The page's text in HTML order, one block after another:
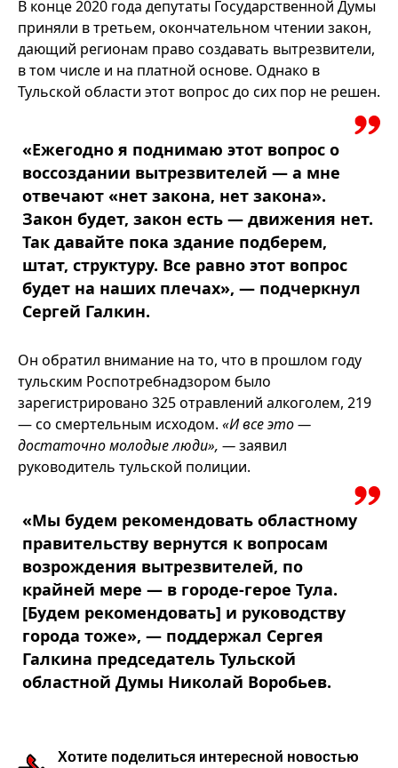
В конце 2020 года депутаты Государственной Думы
приняли в третьем, окончательном чтении закон,
дающий регионам право создавать вытрезвители,
в том числе и на платной основе. Однако в
Тульской области этот вопрос до сих пор не решен.
«Ежегодно я поднимаю этот вопрос о
воссоздании вытрезвителей — а мне
отвечают «нет закона, нет закона».
Закон будет, закон есть — движения нет.
Так давайте пока здание подберем,
штат, структуру. Все равно этот вопрос
будет на наших плечах», — подчеркнул
Сергей Галкин.
Он обратил внимание на то, что в прошлом году
тульским Роспотребнадзором было
зарегистрировано 325 отравлений алкоголем, 219
— со смертельным исходом. «И все это —
достаточно молодые люди», —заявил
руководитель тульской полиции.
«Мы будем рекомендовать областному
правительству вернутся к вопросам
возрождения вытрезвителей, по
крайней мере — в городе-герое Тула.
[Будем рекомендовать] и руководству
города тоже», — поддержал Сергея
Галкина председатель Тульской
областной Думы Николай Воробьев.
Хотите поделиться интересной новостью